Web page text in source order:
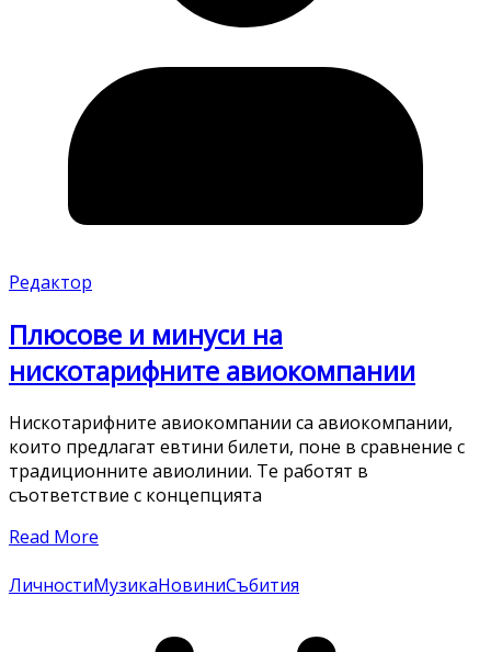
Редактор
Плюсове и минуси на
нискотарифните авиокомпании
Нискотарифните авиокомпании са авиокомпании,
които предлагат евтини билети, поне в сравнение с
традиционните авиолинии. Те работят в
съответствие с концепцията
Read More
ЛичностиМузикаНовиниСъбития